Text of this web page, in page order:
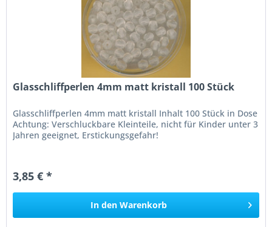
Glasschliffperlen 4mm matt kristall 100 Stück
Glasschliffperlen 4mm matt kristall Inhalt 100 Stück in Dose
Achtung: Verschluckbare Kleinteile, nicht für Kinder unter 3
Jahren geeignet, Erstickungsgefahr!
3,85 € *
In den Warenkorb